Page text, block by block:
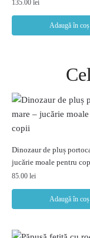
135.00 lei
Adaugă în coș
Dinozaur de pluș
jucărie moale pentru
85.00 lei
Adaugă în coș